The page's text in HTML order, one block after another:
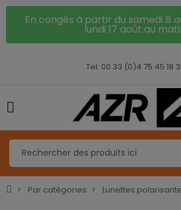
En congés à partir du samedi 8
lundi 17 août au
Tel: 00 33 (0)4 75 45 18
Par catégories Lunettes